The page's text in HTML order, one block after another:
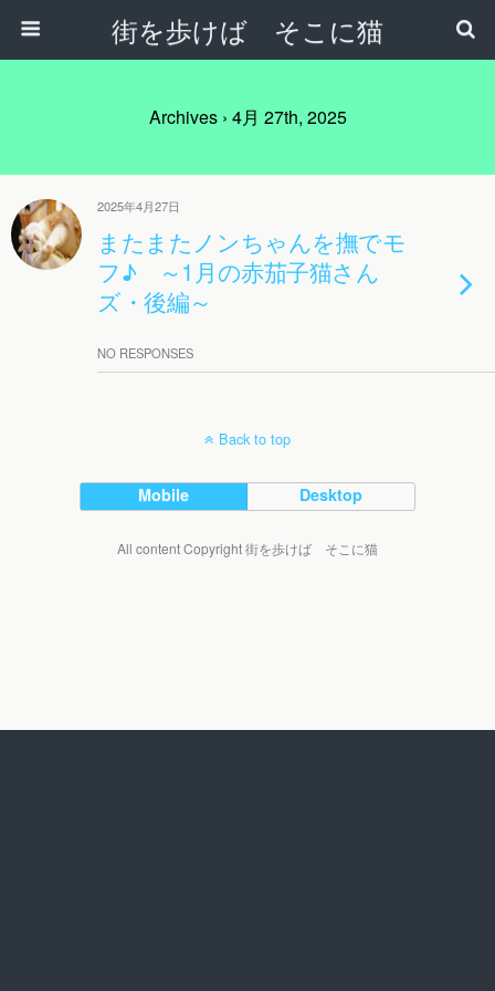
街を歩けば そこに猫
Archives › 4月 27th, 2025
2025年4月27日
またまたノンちゃんを撫でモ
フ♪ ～1月の赤茄子猫さん
ズ・後編～
NO RESPONSES
Back to top
Mobile Desktop
All content Copyright 街を歩けば そこに猫